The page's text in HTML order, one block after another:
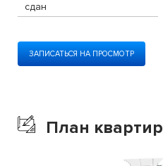
сдан
ЗАПИСАТЬСЯ НА ПРОСМОТР
План квартир